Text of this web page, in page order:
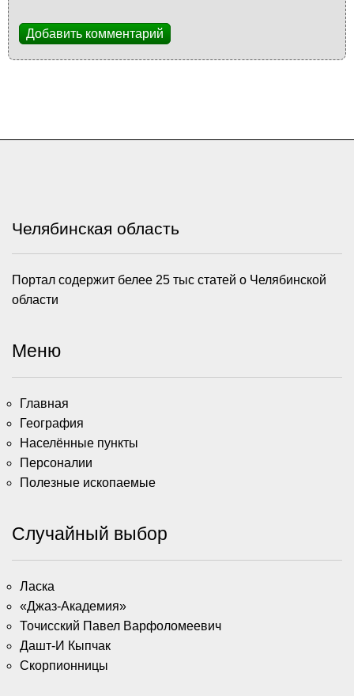
Добавить комментарий
Челябинская область
Портал содержит белее 25 тыс статей о Челябинской
области
Меню
Главная
География
Населённые пункты
Персоналии
Полезные ископаемые
Случайный выбор
Ласка
«Джаз-Академия»
Точисский Павел Варфоломеевич
Дашт-И Кыпчак
Скорпионницы